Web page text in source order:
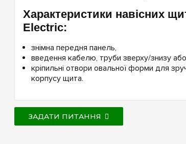
Характеристики навісних
Electric:
знімна передня панель,
введення кабелю, труби зверху/знизу
кріпильні отвори овальної форми для
корпусу щита.
ЗАДАТИ ПИТАННЯ